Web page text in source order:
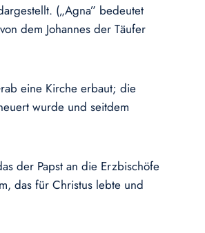
(„Agna” bedeutet
dem Johannes der Täufer
eine Kirche erbaut; die
wurde und seitdem
der Papst an die Erzbischöfe
das für Christus lebte und